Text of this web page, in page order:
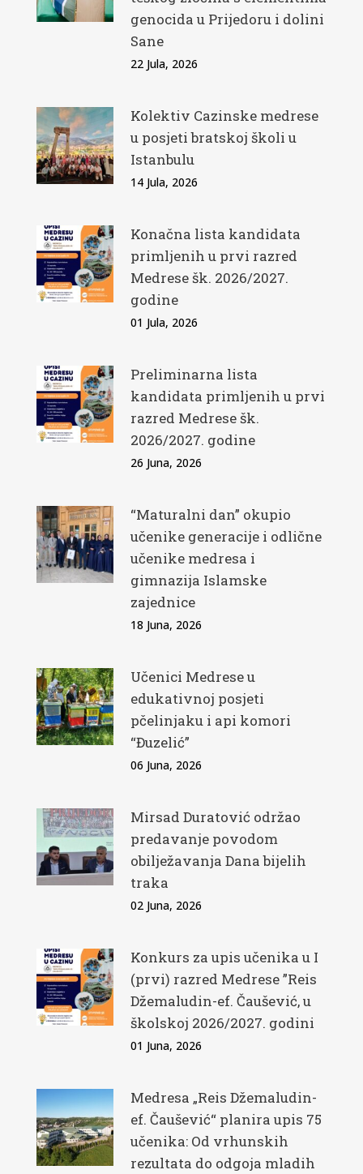
genocida u Prijedoru i dolini
Sane
22 Jula, 2026
Kolektiv Cazinske medrese
u posjeti bratskoj školi u
Istanbulu
14 Jula, 2026
Konačna lista kandidata
primljenih u prvi razred
Medrese šk. 2026/2027.
godine
01 Jula, 2026
Preliminarna lista
kandidata primljenih u prvi
razred Medrese šk.
2026/2027. godine
26 Juna, 2026
“Maturalni dan” okupio
učenike generacije i odlične
učenike medresa i
gimnazija Islamske
zajednice
18 Juna, 2026
Učenici Medrese u
edukativnoj posjeti
pčelinjaku i api komori
“Đuzelić”
06 Juna, 2026
Mirsad Duratović održao
predavanje povodom
obilježavanja Dana bijelih
traka
02 Juna, 2026
Konkurs za upis učenika u I
(prvi) razred Medrese ”Reis
Džemaludin-ef. Čaušević, u
školskoj 2026/2027. godini
01 Juna, 2026
Medresa „Reis Džemaludin-
ef. Čaušević“ planira upis 75
učenika: Od vrhunskih
rezultata do odgoja mladih